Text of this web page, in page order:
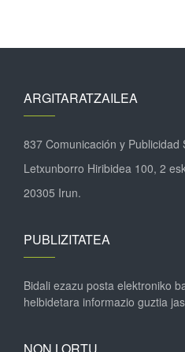
ARGITARATZAILEA
837 Comunicación y Publicidad
Letxunborro Hiribidea 100, 2
20305 Irun.
PUBLIZITATEA
Bidali ezazu posta elektroniko
helbidetara informazio guztia